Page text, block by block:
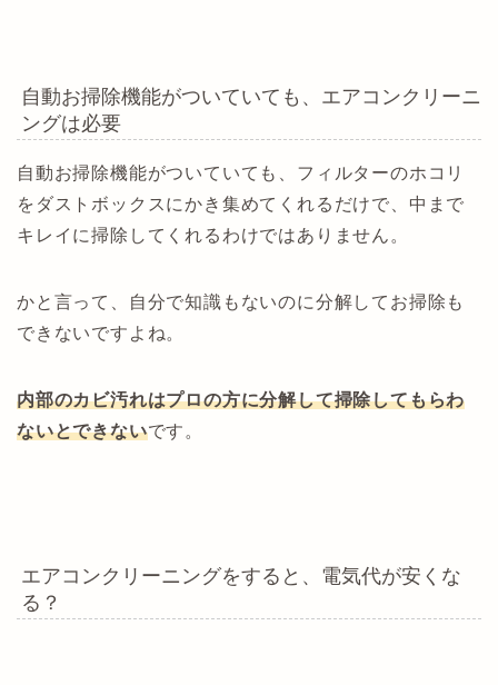
自動お掃除機能がついていても、エアコンクリーニ
ングは必要
自動お掃除機能がついていても、フィルターのホコリ
をダストボックスにかき集めてくれるだけで、中まで
キレイに掃除してくれるわけではありません。
かと言って、自分で知識もないのに分解してお掃除も
できないですよね。
内部のカビ汚れはプロの方に分解して掃除してもらわ
ないとできないです。
エアコンクリーニングをすると、電気代が安くな
る？